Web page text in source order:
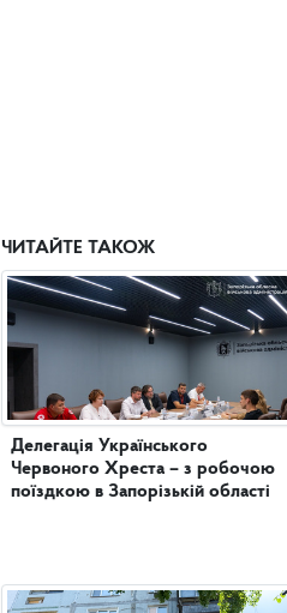
ЧИТАЙТЕ ТАКОЖ
Делегація Українського
Червоного Хреста – з робочою
поїздкою в Запорізькій області